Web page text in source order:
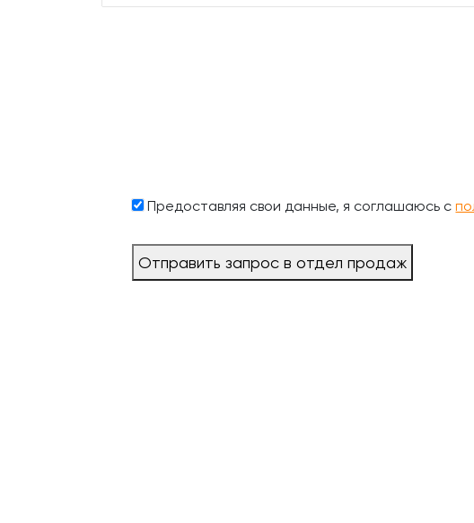
Предоставляя свои данные, я соглашаюсь с
Отправить запрос в отдел продаж